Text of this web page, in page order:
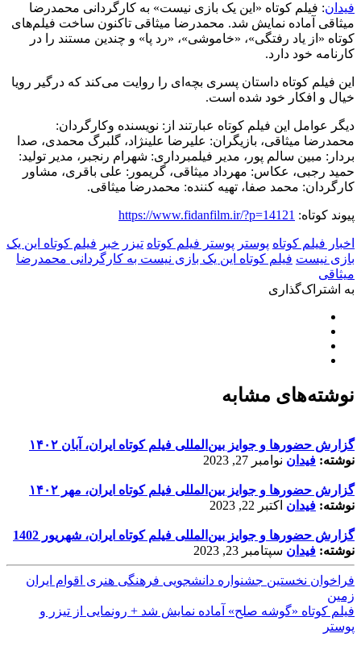
فیدان: فیلم کوتاه «این یک بازی نیست» به کارگردانی محمدرضا
میثاقی آماده نمایش شد. محمدرضا میثاقی تاکنون ساخت فیلم‌های
کوتاه «از یاد رفتگی»، «خاموشی»، «رد پا» و چندین مستند را در
کارنامه خود دارد.
این فیلم کوتاه داستان پسری بچه‌ای را روایت می‌کند که درگیر رویا
خیال و افکار خود شده است.
دیگر عوامل این فیلم کوتاه عبارتند از: نویسنده وکارگردان:
محمدرضا میثاقی، بازیگران: علیرضا علینژاد، گلبرگ محمدی، صدا
بردار: مبین سالم پور، مدیر فیلمبرداری: شهرام رنجبر، مدیر تولید:
حمید رجبی، عکاس: مهرداد میثاقی، گریمور: علی باقری، مشاور
کارگردان: محمد صفا، تهیه کننده: محمدرضا میثاقی.
پیوند کوتاه: https://www.fidanfilm.ir/?p=14121
اخبار فیلم کوتاه پوستر پوستر فیلم کوتاه تیزر خبر فیلم کوتاه این یک
بازی نیست فیلم کوتاه این یک بازی نیست به کارگردانی محمدرضا
میثاقی
به اشتراک‌گذاری
نوشته‌های مشابه
گزارش حضورها و جوایز بین‌المللی فیلم کوتاه ایران، آبان ۱۴۰۲
نوشته: فیدان نوامبر 27, 2023
گزارش حضورها و جوایز بین‌المللی فیلم کوتاه ایران، مهر ۱۴۰۲
نوشته: فیدان اکتبر 22, 2023
گزارش حضورها و جوایز بین‌المللی فیلم کوتاه ایران، شهریور 1402
نوشته: فیدان سپتامبر 23, 2023
فراخوان نخستین جشنواره دانشجویی فرهنگی هنری اقوام ایران
زمین
فیلم کوتاه «گوشه صلح» آماده نمایش شد + رونمایی از تیزر و
پوستر